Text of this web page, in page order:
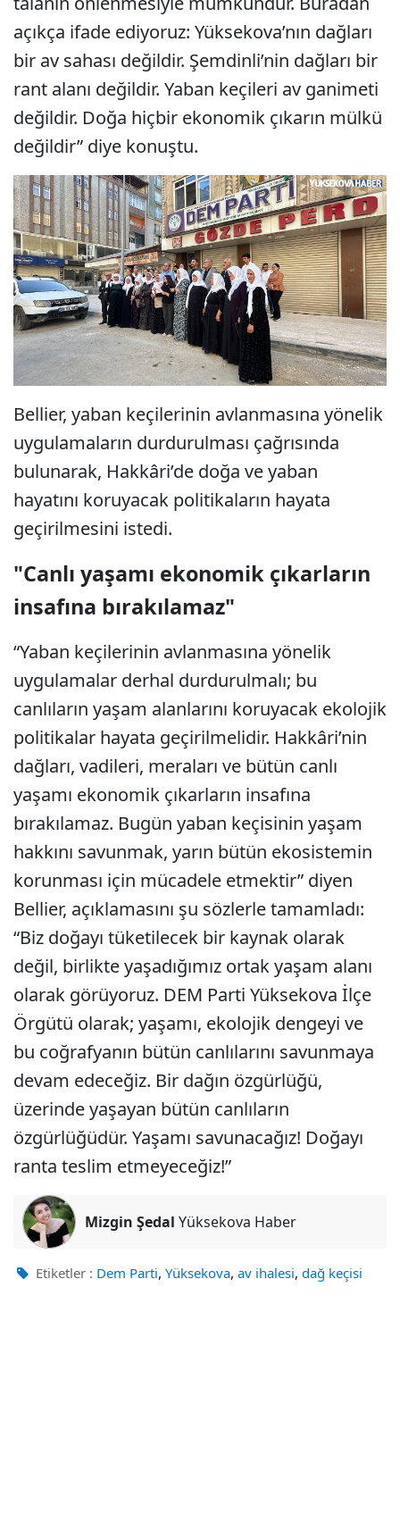
açıkça ifade ediyoruz: Yüksekova’nın dağları
bir av sahası değildir. Şemdinli’nin dağları bir
rant alanı değildir. Yaban keçileri av ganimeti
değildir. Doğa hiçbir ekonomik çıkarın mülkü
değildir” diye konuştu.
Bellier, yaban keçilerinin avlanmasına yönelik
uygulamaların durdurulması çağrısında
bulunarak, Hakkâri’de doğa ve yaban
hayatını koruyacak politikaların hayata
geçirilmesini istedi.
"Canlı yaşamı ekonomik çıkarların
insafına bırakılamaz"
“Yaban keçilerinin avlanmasına yönelik
uygulamalar derhal durdurulmalı; bu
canlıların yaşam alanlarını koruyacak ekolojik
politikalar hayata geçirilmelidir. Hakkâri’nin
dağları, vadileri, meraları ve bütün canlı
yaşamı ekonomik çıkarların insafına
bırakılamaz. Bugün yaban keçisinin yaşam
hakkını savunmak, yarın bütün ekosistemin
korunması için mücadele etmektir” diyen
Bellier, açıklamasını şu sözlerle tamamladı:
“Biz doğayı tüketilecek bir kaynak olarak
değil, birlikte yaşadığımız ortak yaşam alanı
olarak görüyoruz. DEM Parti Yüksekova İlçe
Örgütü olarak; yaşamı, ekolojik dengeyi ve
bu coğrafyanın bütün canlılarını savunmaya
devam edeceğiz. Bir dağın özgürlüğü,
üzerinde yaşayan bütün canlıların
özgürlüğüdür. Yaşamı savunacağız! Doğayı
ranta teslim etmeyeceğiz!”
Mizgin Şedal Yüksekova Haber
Etiketler : Dem Parti, Yüksekova, av ihalesi, dağ keçisi